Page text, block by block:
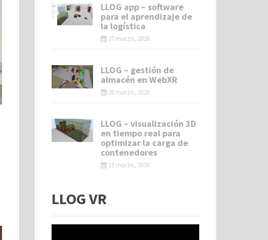
LLOG app – software
para el aprendizaje de
la logística
27 marzo, 2026
LLOG – gestión de
almacén en WebXR
20 marzo, 2026
LLOG – visualización 3D
en tiempo real para
optimizar la carga de
contenedores
19 marzo, 2026
LLOG VR